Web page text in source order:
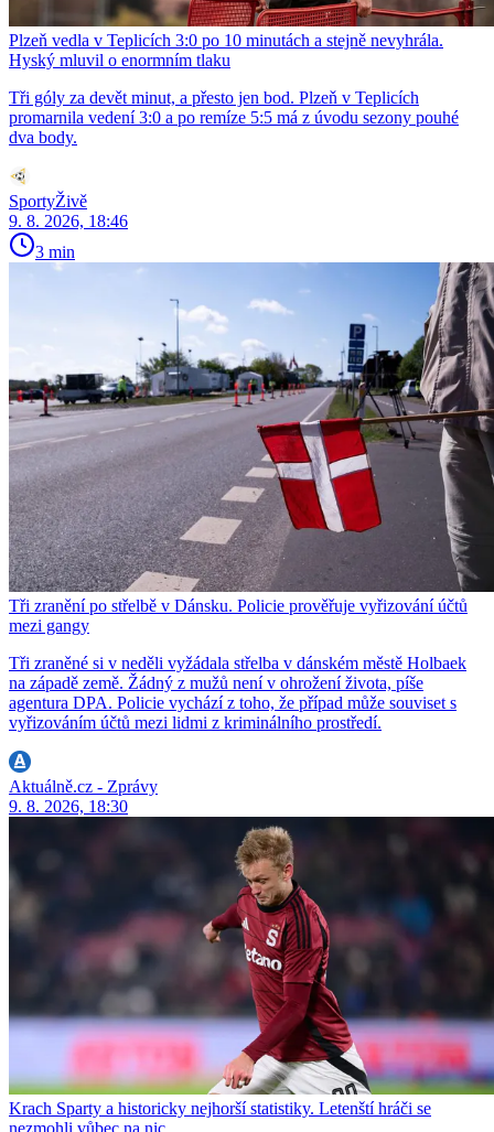
Plzeň vedla v Teplicích 3:0 po 10 minutách a stejně nevyhrála.
Hyský mluvil o enormním tlaku
Tři góly za devět minut, a přesto jen bod. Plzeň v Teplicích
promarnila vedení 3:0 a po remíze 5:5 má z úvodu sezony pouhé
dva body.
SportyŽivě
9. 8. 2026, 18:46
3 min
Tři zranění po střelbě v Dánsku. Policie prověřuje vyřizování účtů
mezi gangy
Tři zraněné si v neděli vyžádala střelba v dánském městě Holbaek
na západě země. Žádný z mužů není v ohrožení života, píše
agentura DPA. Policie vychází z toho, že případ může souviset s
vyřizováním účtů mezi lidmi z kriminálního prostředí.
Aktuálně.cz - Zprávy
9. 8. 2026, 18:30
Krach Sparty a historicky nejhorší statistiky. Letenští hráči se
nezmohli vůbec na nic